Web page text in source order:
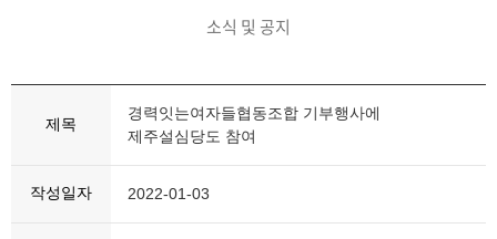
소식 및 공지
제목
경력잇는여자들협동조합 기부행사에
제주설심당도 참여
작성일자 2022-01-03